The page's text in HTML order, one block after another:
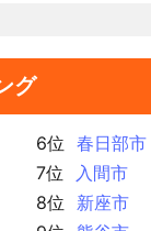
グ
6位
春日部市
7位
入間市
8位
新座市